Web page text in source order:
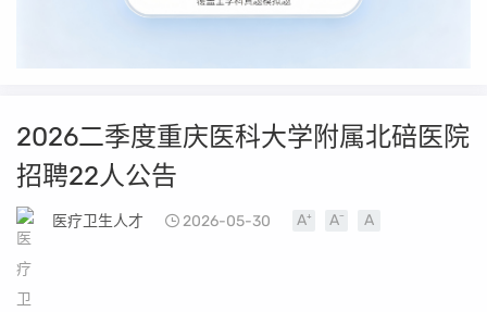
2026二季度重庆医科大学附属北碚医院
招聘22人公告
医疗卫生人才 2026-05-30